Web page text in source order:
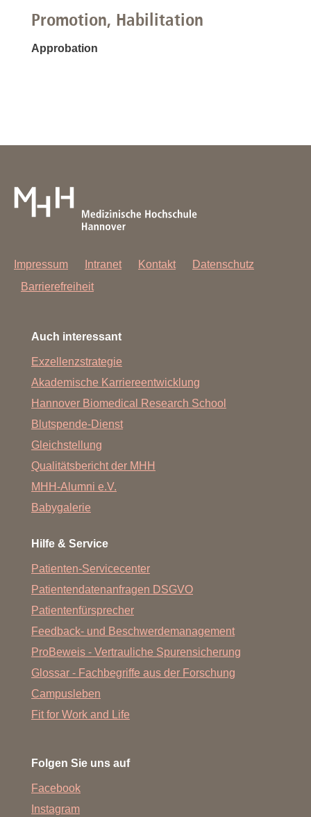
Promotion, Habilitation
Approbation
Impressum Intranet Kontakt
Datenschutz
Barrierefreiheit
Auch interessant
Exzellenzstrategie
Akademische Karriereentwicklung
Hannover Biomedical Research School
Blutspende-Dienst
Gleichstellung
Qualitätsbericht der MHH
MHH-Alumni e.V.
Babygalerie
Hilfe & Service
Patienten-Servicecenter
Patientendatenanfragen DSGVO
Patientenfürsprecher
Feedback- und Beschwerdemanagement
ProBeweis - Vertrauliche Spurensicherung
Glossar - Fachbegriffe aus der Forschung
Campusleben
Fit for Work and Life
Folgen Sie uns auf
Facebook
Instagram